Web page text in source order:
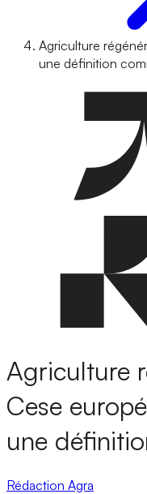
Agriculture
une définition
Agriculture
Cese
une
Rédaction Agra